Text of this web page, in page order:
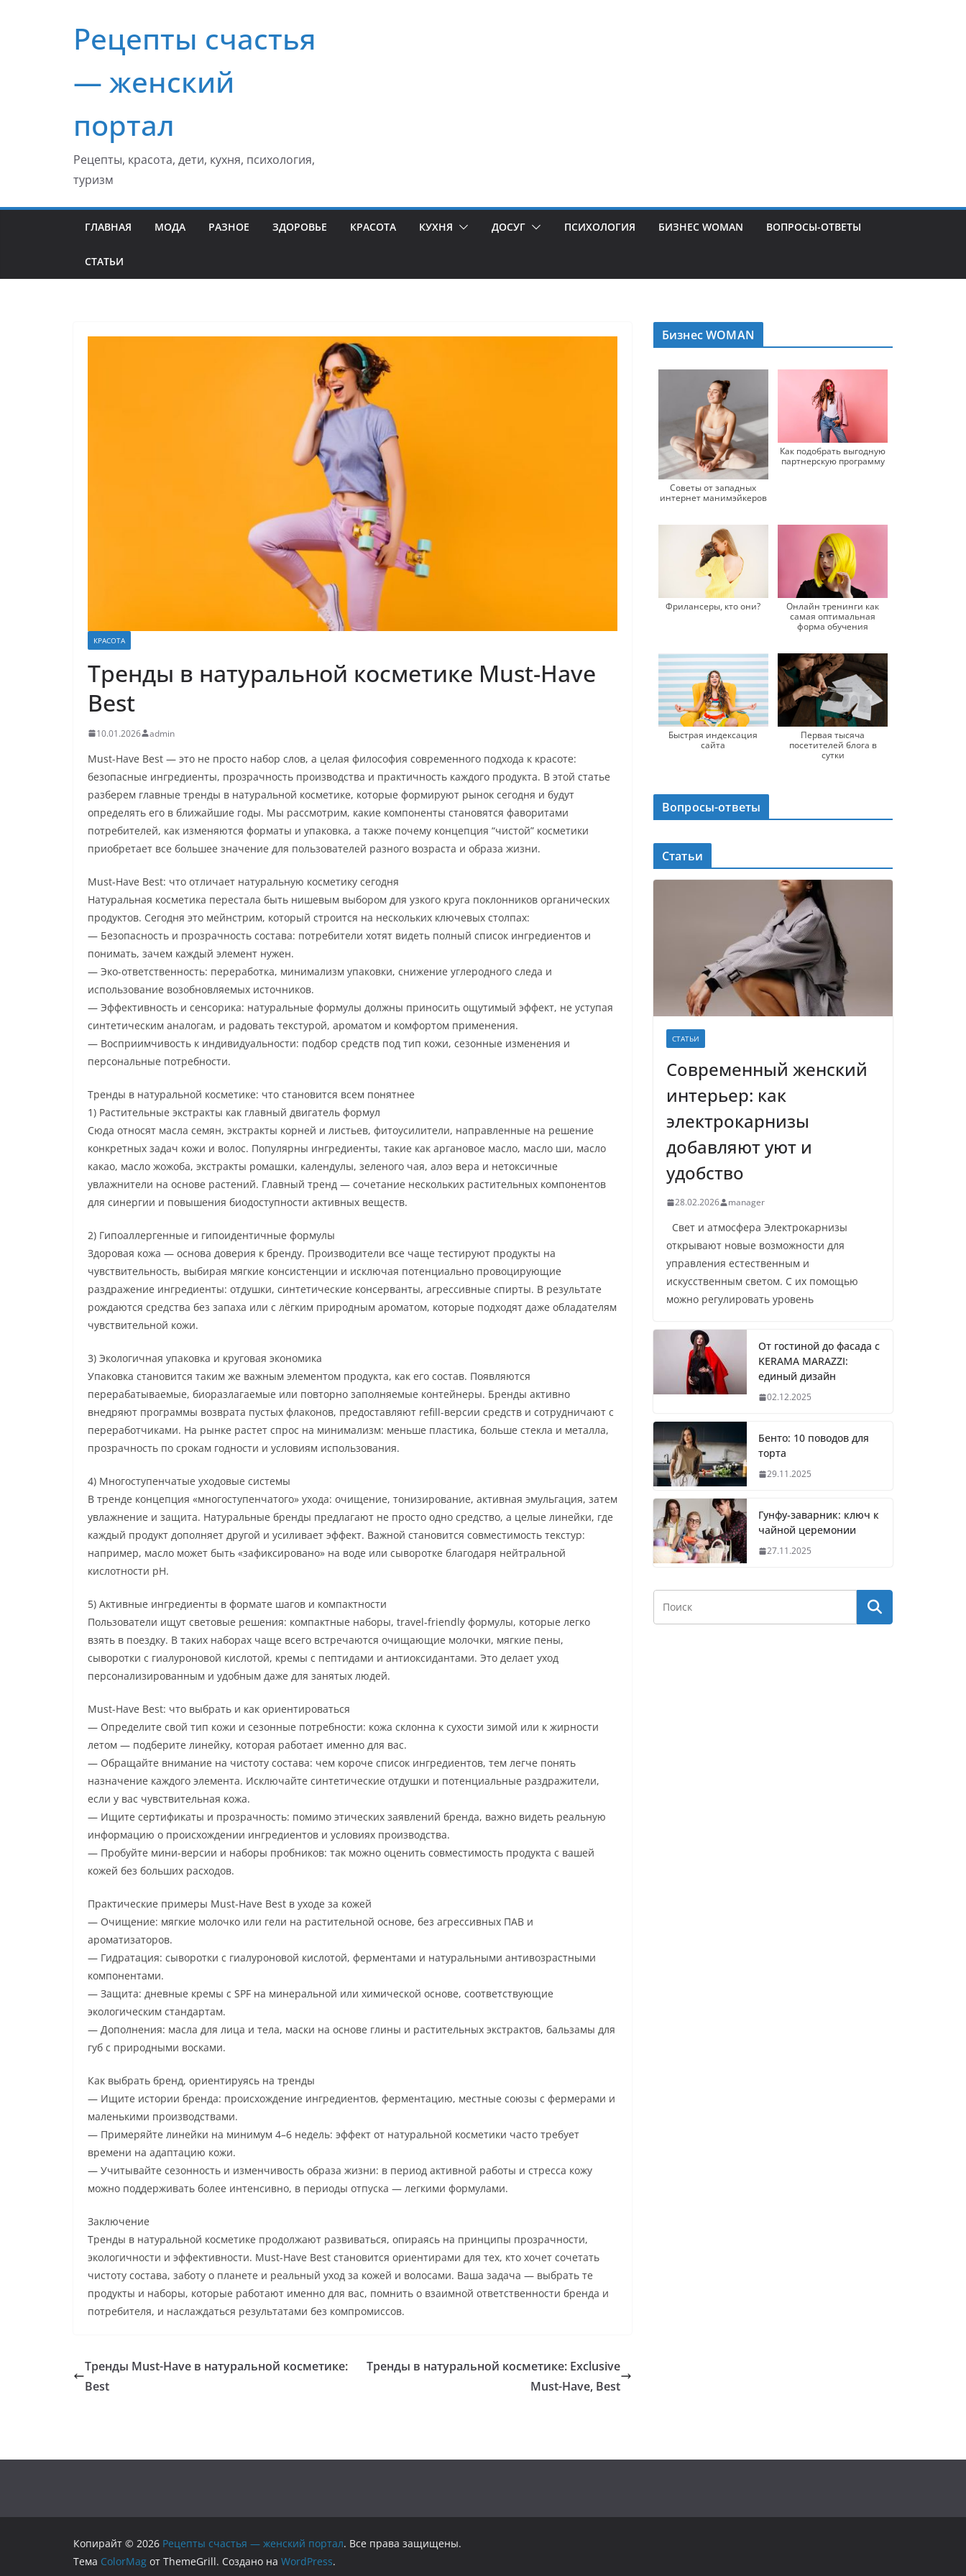
содержимомуРецепты счастья
— женский
портал
Рецепты, красота, дети, кухня, психология,
туризм
ГЛАВНАЯ МОДА РАЗНОЕ ЗДОРОВЬЕ КРАСОТА КУХНЯ ДОСУГ ПСИХОЛОГИЯ БИЗНЕС WOMAN ВОПРОСЫ-ОТВЕТЫ
СТАТЬИ
КРАСОТА
Тренды в натуральной косметике Must-Have
Best
10.01.2026 admin
Must-Have Best — это не просто набор слов, а целая философия современного подхода к красоте:
безопасные ингредиенты, прозрачность производства и практичность каждого продукта. В этой статье
разберем главные тренды в натуральной косметике, которые формируют рынок сегодня и будут
определять его в ближайшие годы. Мы рассмотрим, какие компоненты становятся фаворитами
потребителей, как изменяются форматы и упаковка, а также почему концепция “чистой” косметики
приобретает все большее значение для пользователей разного возраста и образа жизни.
Must-Have Best: что отличает натуральную косметику сегодня
Натуральная косметика перестала быть нишевым выбором для узкого круга поклонников органических
продуктов. Сегодня это мейнстрим, который строится на нескольких ключевых столпах:
— Безопасность и прозрачность состава: потребители хотят видеть полный список ингредиентов и
понимать, зачем каждый элемент нужен.
— Эко-ответственность: переработка, минимализм упаковки, снижение углеродного следа и
использование возобновляемых источников.
— Эффективность и сенсорика: натуральные формулы должны приносить ощутимый эффект, не уступая
синтетическим аналогам, и радовать текстурой, ароматом и комфортом применения.
— Восприимчивость к индивидуальности: подбор средств под тип кожи, сезонные изменения и
персональные потребности.
Тренды в натуральной косметике: что становится всем понятнее
1) Растительные экстракты как главный двигатель формул
Сюда относят масла семян, экстракты корней и листьев, фитоусилители, направленные на решение
конкретных задач кожи и волос. Популярны ингредиенты, такие как аргановое масло, масло ши, масло
какао, масло жожоба, экстракты ромашки, календулы, зеленого чая, алоэ вера и нетоксичные
увлажнители на основе растений. Главный тренд — сочетание нескольких растительных компонентов
для синергии и повышения биодоступности активных веществ.
2) Гипоаллергенные и гипоидентичные формулы
Здоровая кожа — основа доверия к бренду. Производители все чаще тестируют продукты на
чувствительность, выбирая мягкие консистенции и исключая потенциально провоцирующие
раздражение ингредиенты: отдушки, синтетические консерванты, агрессивные спирты. В результате
рождаются средства без запаха или с лёгким природным ароматом, которые подходят даже обладателям
чувствительной кожи.
3) Экологичная упаковка и круговая экономика
Упаковка становится таким же важным элементом продукта, как его состав. Появляются
перерабатываемые, биоразлагаемые или повторно заполняемые контейнеры. Бренды активно
внедряют программы возврата пустых флаконов, предоставляют refill-версии средств и сотрудничают с
переработчиками. На рынке растет спрос на минимализм: меньше пластика, больше стекла и металла,
прозрачность по срокам годности и условиям использования.
4) Многоступенчатые уходовые системы
В тренде концепция «многоступенчатого» ухода: очищение, тонизирование, активная эмульгация, затем
увлажнение и защита. Натуральные бренды предлагают не просто одно средство, а целые линейки, где
каждый продукт дополняет другой и усиливает эффект. Важной становится совместимость текстур:
например, масло может быть «зафиксировано» на воде или сыворотке благодаря нейтральной
кислотности pH.
5) Активные ингредиенты в формате шагов и компактности
Пользователи ищут световые решения: компактные наборы, travel-friendly формулы, которые легко
взять в поездку. В таких наборах чаще всего встречаются очищающие молочки, мягкие пены,
сыворотки с гиалуроновой кислотой, кремы с пептидами и антиоксидантами. Это делает уход
персонализированным и удобным даже для занятых людей.
Must-Have Best: что выбрать и как ориентироваться
— Определите свой тип кожи и сезонные потребности: кожа склонна к сухости зимой или к жирности
летом — подберите линейку, которая работает именно для вас.
— Обращайте внимание на чистоту состава: чем короче список ингредиентов, тем легче понять
назначение каждого элемента. Исключайте синтетические отдушки и потенциальные раздражители,
если у вас чувствительная кожа.
— Ищите сертификаты и прозрачность: помимо этических заявлений бренда, важно видеть реальную
информацию о происхождении ингредиентов и условиях производства.
— Пробуйте мини-версии и наборы пробников: так можно оценить совместимость продукта с вашей
кожей без больших расходов.
Практические примеры Must-Have Best в уходе за кожей
— Очищение: мягкие молочко или гели на растительной основе, без агрессивных ПАВ и
ароматизаторов.
— Гидратация: сыворотки с гиалуроновой кислотой, ферментами и натуральными антивозрастными
компонентами.
— Защита: дневные кремы с SPF на минеральной или химической основе, соответствующие
экологическим стандартам.
— Дополнения: масла для лица и тела, маски на основе глины и растительных экстрактов, бальзамы для
губ с природными восками.
Как выбрать бренд, ориентируясь на тренды
— Ищите истории бренда: происхождение ингредиентов, ферментацию, местные союзы с фермерами и
маленькими производствами.
— Примеряйте линейки на минимум 4–6 недель: эффект от натуральной косметики часто требует
времени на адаптацию кожи.
— Учитывайте сезонность и изменчивость образа жизни: в период активной работы и стресса кожу
можно поддерживать более интенсивно, в периоды отпуска — легкими формулами.
Заключение
Тренды в натуральной косметике продолжают развиваться, опираясь на принципы прозрачности,
экологичности и эффективности. Must-Have Best становится ориентирами для тех, кто хочет сочетать
чистоту состава, заботу о планете и реальный уход за кожей и волосами. Ваша задача — выбрать те
продукты и наборы, которые работают именно для вас, помнить о взаимной ответственности бренда и
потребителя, и наслаждаться результатами без компромиссов.
Тренды Must-Have в натуральной косметике:
Best
Тренды в натуральной косметике: Exclusive
Must-Have, Best
Бизнес WOMAN
Советы от западных
интернет манимэйкеров
Как подобрать выгодную
партнерскую программу
Фрилансеры, кто они?
Онлайн тренинги как
самая оптимальная
форма обучения
Быстрая индексация
сайта
Первая тысяча
посетителей блога в
сутки
Вопросы-ответы
Статьи
СТАТЬИ
Современный женский
интерьер: как
электрокарнизы
добавляют уют и
удобство
28.02.2026 manager
Свет и атмосфера Электрокарнизы
открывают новые возможности для
управления естественным и
искусственным светом. С их помощью
можно регулировать уровень
От гостиной до фасада с
KERAMA MARAZZI:
единый дизайн
02.12.2025
Бенто: 10 поводов для
торта
29.11.2025
Гунфу-заварник: ключ к
чайной церемонии
27.11.2025
Копирайт © 2026 Рецепты счастья — женский портал. Все права защищены.
Тема ColorMag от ThemeGrill. Создано на WordPress.